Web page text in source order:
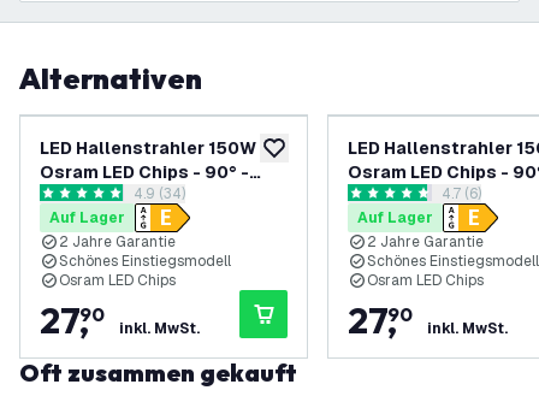
Alternativen
zur Wunschliste hinzufügen
LED Hallenstrahler 150W -
Osram LED Chips - 90° -
110Lm/W - 6500K - IP65 - 2
Jahre Garantie
Bewertungsbereich öffnen
4.9 Bewertungssterne
4.9 (34)
Auf Lager
2 Jahre Garantie
Schönes Einstiegsmodell
Osram LED Chips
27,
90
inkl. MwSt.
LED Hallenstrahler
Osram LED Chips -
110Lm/W - 3000K -
Jahre Garantie
4.7 Bewertungssterne
4.7 (6)
Auf Lager
2 Jahre Garantie
Schönes Einstiegsmodell
Osram LED Chips
27,
90
inkl. MwSt.
Oft zusammen gekauft